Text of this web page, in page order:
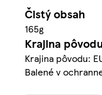
Čistý obsah
165g
Krajina pôvodu
Krajina pôvodu:
Balené v